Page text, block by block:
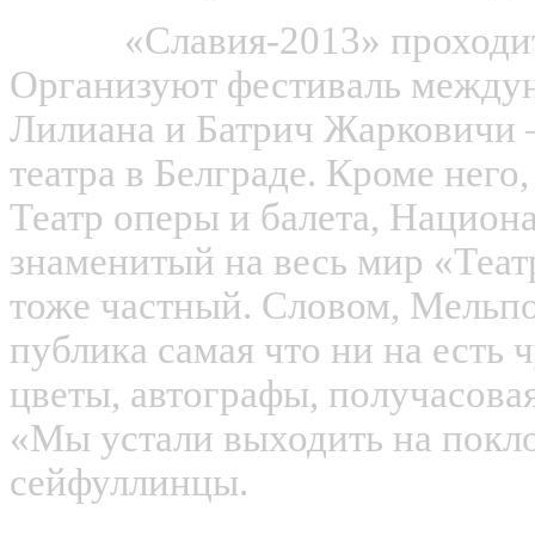
«Славия-2013» проходит
Организуют фестиваль
Лилиана и Батрич Жарковичи
театра в Белграде. Кроме
Театр оперы и балета,
знаменитый на весь мир
тоже частный. Словом,
публика самая что ни на есть
цветы, автографы,
«Мы устали выходить на
сейфуллинцы.